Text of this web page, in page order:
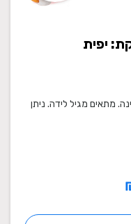
יפית
מתאים מגיל לידה. ניתן